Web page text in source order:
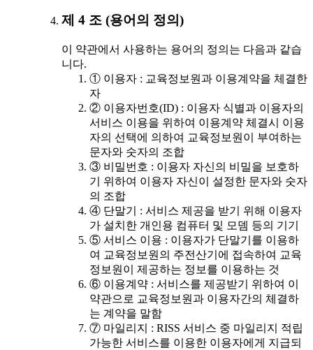
제 4 조 (용어의 정의)
이 약관에서 사용하는 용어의 정의는 다음과 같습
니다.
① 이용자 : 교육정보원과 이용계약을 체결한
자
② 이용자번호(ID) : 이용자 식별과 이용자의
서비스 이용을 위하여 이용계약 체결시 이용
자의 선택에 의하여 교육정보원이 부여하는
문자와 숫자의 조합
③ 비밀번호 : 이용자 자신의 비밀을 보호하
기 위하여 이용자 자신이 설정한 문자와 숫자
의 조합
④ 단말기 : 서비스 제공을 받기 위해 이용자
가 설치한 개인용 컴퓨터 및 모뎀 등의 기기
⑤ 서비스 이용 : 이용자가 단말기를 이용하
여 교육정보원의 주전산기에 접속하여 교육
정보원이 제공하는 정보를 이용하는 것
⑥ 이용계약 : 서비스를 제공받기 위하여 이
약관으로 교육정보원과 이용자간의 체결하
는 계약을 말함
⑦ 마일리지 : RISS 서비스 중 마일리지 적립
가능한 서비스를 이용한 이용자에게 지급되